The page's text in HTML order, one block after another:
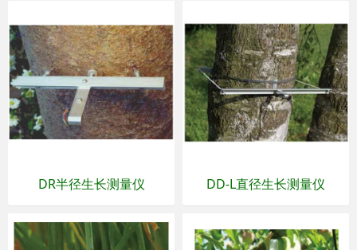
DR半径生长测量仪 DD-L直径生长测量仪